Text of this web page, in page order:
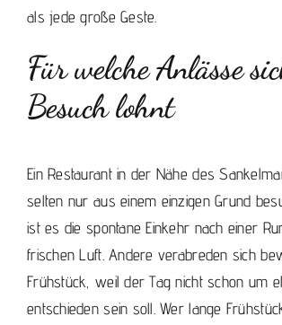
als jede große Geste.
Für welche Anlässe
Besuch lohnt
Ein Restaurant in der Nähe des
selten nur aus einem einzigen Grund
ist es die spontane Einkehr nach einer
frischen Luft. Andere verabreden sich
Frühstück, weil der Tag nicht schon um
entschieden sein soll. Werlange